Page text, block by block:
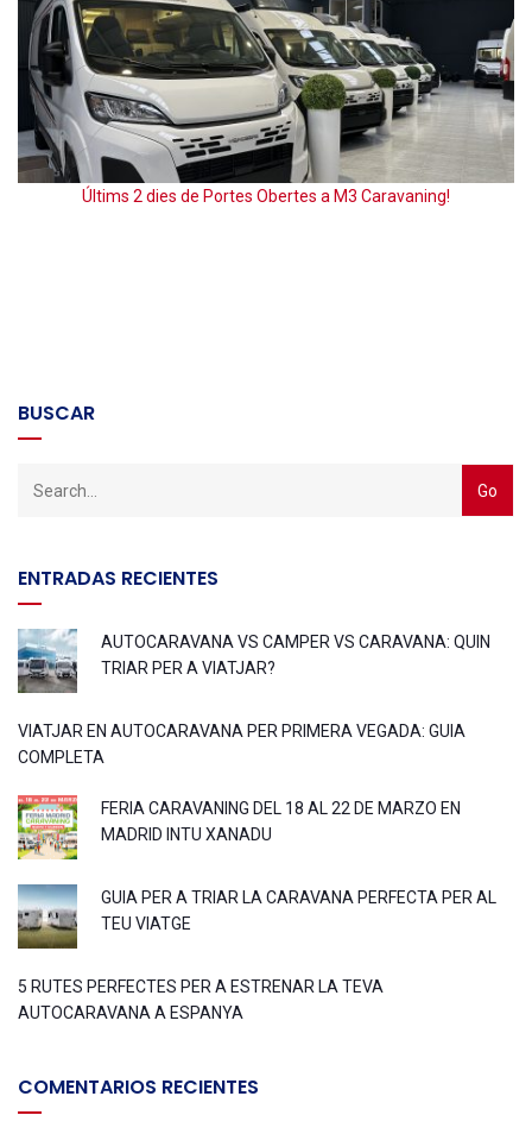
Últims 2 dies de Portes Obertes a M3 Caravaning!
BUSCAR
ENTRADAS RECIENTES
AUTOCARAVANA VS CAMPER VS CARAVANA: QUIN
TRIAR PER A VIATJAR?
VIATJAR EN AUTOCARAVANA PER PRIMERA VEGADA: GUIA
COMPLETA
FERIA CARAVANING DEL 18 AL 22 DE MARZO EN
MADRID INTU XANADU
GUIA PER A TRIAR LA CARAVANA PERFECTA PER AL
TEU VIATGE
5 RUTES PERFECTES PER A ESTRENAR LA TEVA
AUTOCARAVANA A ESPANYA
COMENTARIOS RECIENTES